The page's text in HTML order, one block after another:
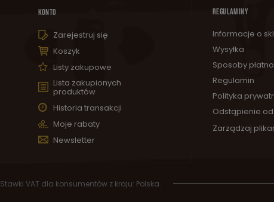
KONTO
Zarejestruj się
Koszyk
Listy zakupowe
Lista zakupionych
produktów
Historia transakcji
Moje rabaty
Newsletter
REGULAMINY
Informacje o
Wysyłka
Sposoby
Regulamin
Polityka
Odstąpienie
Zarządzaj
Stawki VAT dla konsumentów z kraju: Polska.